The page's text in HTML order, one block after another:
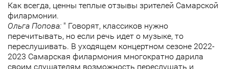
Как всегда, ценны теплые отзывы зрителей Самарской
филармонии.
Ольга Попова: " Говорят, классиков нужно
перечитывать, но если речь идет о музыке, то
переслушивать. В уходящем концертном сезоне 2022-
2023 Самарская филармония многократно дарила
своим слушателям возможность переслушать и